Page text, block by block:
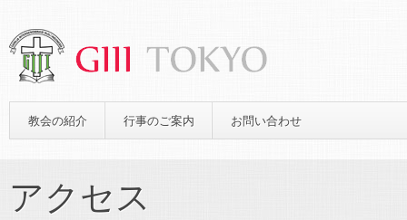
教会の紹介 行事のご案内 お問い合わせ
アクセス